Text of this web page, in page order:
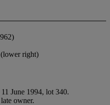
right)
June 1994, lot 340.
owner.